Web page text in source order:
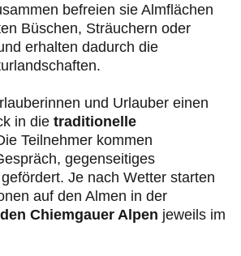
befreien sie Almflächen
Büschen, Sträuchern oder
erhalten dadurch die
und Urlauber einen
in die traditionelle
Teilnehmer kommen
gegenseitiges
Je nach Wetter starten
auf den Almen in der
Chiemgauer Alpen jeweils im